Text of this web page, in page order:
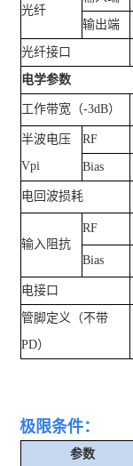
光纤
输出端
光纤接口
电学参数
工作带宽（-3dB）
半波电压
Vpi
RF
Bias
电回波损耗
输入阻抗
RF
Bias
电接口
管脚定义（不带
PD）
极限条件：
参数